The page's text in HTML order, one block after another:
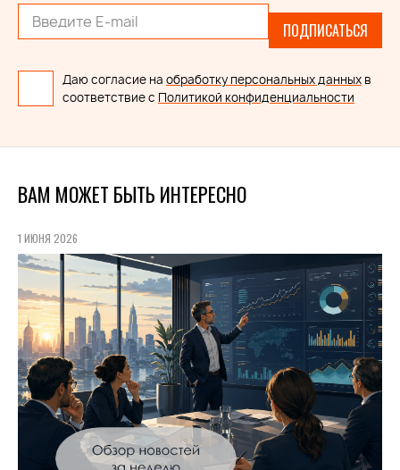
ПОДПИСАТЬСЯ
Даю согласие на обработку персональных данных в
соответствие с Политикой конфиденциальности
ВАМ МОЖЕТ БЫТЬ ИНТЕРЕСНО
1 ИЮНЯ 2026